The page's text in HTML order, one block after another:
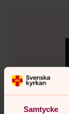
Samtycke